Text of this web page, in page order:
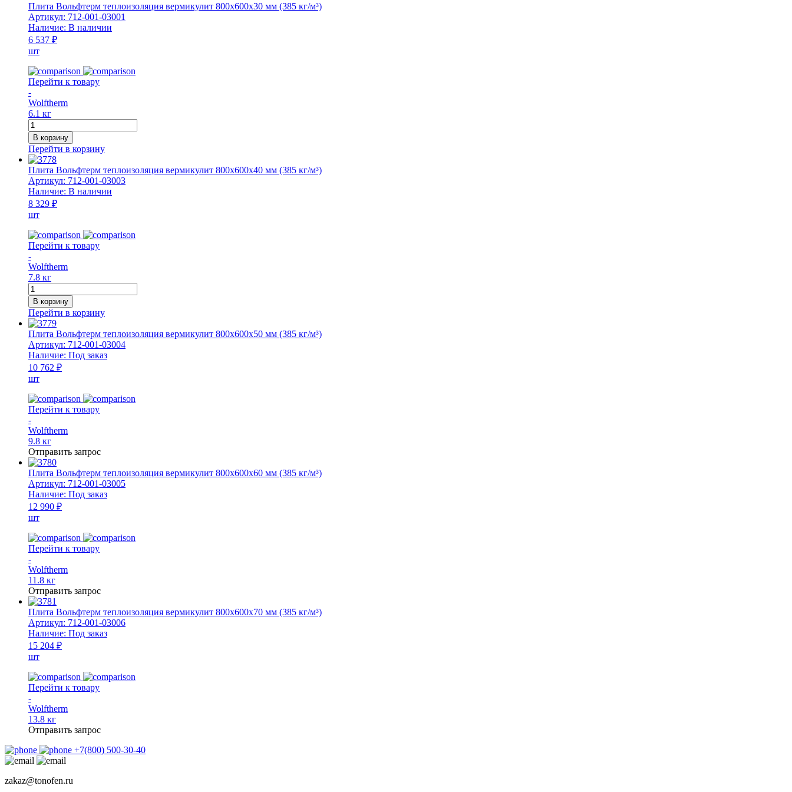
Плита Вольфтерм теплоизоляция вермикулит 800x600x30 мм (385 кг/м³)
Артикул: 712-001-03001
Наличие: В наличии
6 537 ₽
шт
Перейти к товару
-
Wolftherm
6.1 кг
Количество
товара
Плита
Вольфтерм
теплоизоляция
вермикулит
800x600x30
мм
(385
кг/
м³)
В корзину
Перейти в корзину
Плита Вольфтерм теплоизоляция вермикулит 800x600x40 мм (385 кг/м³)
Артикул: 712-001-03003
Наличие: В наличии
8 329 ₽
шт
Перейти к товару
-
Wolftherm
7.8 кг
Количество
товара
Плита
Вольфтерм
теплоизоляция
вермикулит
800x600x40
мм
(385
кг/
м³)
В корзину
Перейти в корзину
Плита Вольфтерм теплоизоляция вермикулит 800x600x50 мм (385 кг/м³)
Артикул: 712-001-03004
Наличие: Под заказ
10 762 ₽
шт
Перейти к товару
-
Wolftherm
9.8 кг
Отправить запрос
Плита Вольфтерм теплоизоляция вермикулит 800x600x60 мм (385 кг/м³)
Артикул: 712-001-03005
Наличие: Под заказ
12 990 ₽
шт
Перейти к товару
-
Wolftherm
11.8 кг
Отправить запрос
Плита Вольфтерм теплоизоляция вермикулит 800x600x70 мм (385 кг/м³)
Артикул: 712-001-03006
Наличие: Под заказ
15 204 ₽
шт
Перейти к товару
-
Wolftherm
13.8 кг
Отправить запрос
+7(800) 500-30-40
zakaz@tonofen.ru